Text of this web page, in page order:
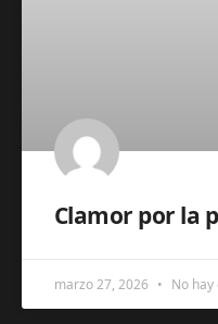
Clamor por la
marzo 27, 2026 No